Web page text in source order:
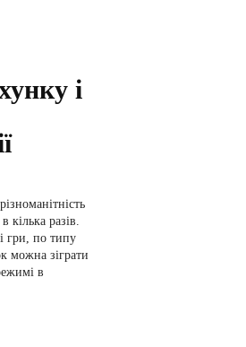
і
кілька разів.
гри, по типу
можна зіграти
в